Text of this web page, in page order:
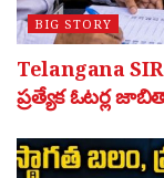
BIG STORY
Telangana
ప్రత్యేక ఓటర్ల